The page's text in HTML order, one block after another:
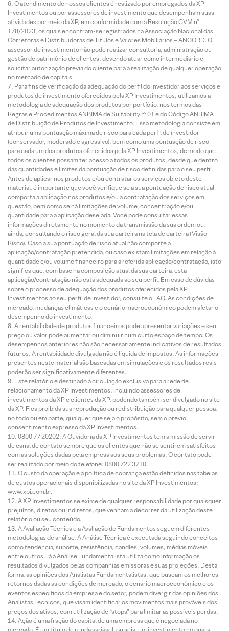
O atendimento de nossos clientes é realizado por empregados da XP
Investimentos ou por assessores de investimento que desempenham suas
atividades por meio da XP, em conformidade com a Resolução CVM nº
178/2023, os quais encontram-se registrados na Associação Nacional das
Corretoras e Distribuidoras de Títulos e Valores Mobiliários – ANCORD. O
assessor de investimento não pode realizar consultoria, administração ou
gestão de patrimônio de clientes, devendo atuar como intermediário e
solicitar autorização prévia do cliente para a realização de qualquer operação
no mercado de capitais.
Para fins de verificação da adequação do perfil do investidor aos serviços e
produtos de investimento oferecidos pela XP Investimentos, utilizamos a
metodologia de adequação dos produtos por portfólio, nos termos das
Regras e Procedimentos ANBIMA de Suitability nº 01 e do Código ANBIMA
de Distribuição de Produtos de Investimento. Essa metodologia consiste em
atribuir uma pontuação máxima de risco para cada perfil de investidor
(conservador, moderado e agressivo), bem como uma pontuação de risco
para cada um dos produtos oferecidos pela XP Investimentos, de modo que
todos os clientes possam ter acesso a todos os produtos, desde que dentro
das quantidades e limites da pontuação de risco definidas para o seu perfil.
Antes de aplicar nos produtos e/ou contratar os serviços objeto deste
material, é importante que você verifique se a sua pontuação de risco atual
comporta a aplicação nos produtos e/ou a contratação dos serviços em
questão, bem como se há limitações de volume, concentração e/ou
quantidade para a aplicação desejada. Você pode consultar essas
informações diretamente no momento da transmissão da sua ordem ou,
ainda, consultando o risco geral da sua carteira na tela de carteira (Visão
Risco). Caso a sua pontuação de risco atual não comporte a
aplicação/contratação pretendida, ou caso existam limitações em relação à
quantidade e/ou volume financeiro para a referida aplicação/contratação, isto
significa que, com base na composição atual da sua carteira, esta
aplicação/contratação não está adequada ao seu perfil. Em caso de dúvidas
sobre o processo de adequação dos produtos oferecidos pela XP
Investimentos ao seu perfil de investidor, consulte o FAQ. As condições de
mercado, mudanças climáticas e o cenário macroeconômico podem afetar o
desempenho do investimento.
A rentabilidade de produtos financeiros pode apresentar variações e seu
preço ou valor pode aumentar ou diminuir num curto espaço de tempo. Os
desempenhos anteriores não são necessariamente indicativos de resultados
futuros. A rentabilidade divulgada não é líquida de impostos. As informações
presentes neste material são baseadas em simulações e os resultados reais
poderão ser significativamente diferentes.
Este relatório é destinado à circulação exclusiva para a rede de
relacionamento da XP Investimentos, incluindo assessores de
investimentos da XP e clientes da XP, podendo também ser divulgado no site
da XP. Fica proibida sua reprodução ou redistribuição para qualquer pessoa,
no todo ou em parte, qualquer que seja o propósito, sem o prévio
consentimento expresso da XP Investimentos.
0800 77 20202. A Ouvidoria da XP Investimentos tem a missão de servir
de canal de contato sempre que os clientes que não se sentirem satisfeitos
com as soluções dadas pela empresa aos seus problemas. O contato pode
ser realizado por meio do telefone: 0800 722 3710.
O custo da operação e a política de cobrança estão definidos nas tabelas
de custos operacionais disponibilizadas no site da XP Investimentos:
www.xpi.com.br.
A XP Investimentos se exime de qualquer responsabilidade por quaisquer
prejuízos, diretos ou indiretos, que venham a decorrer da utilização deste
relatório ou seu conteúdo.
A Avaliação Técnica e a Avaliação de Fundamentos seguem diferentes
metodologias de análise. A Análise Técnica é executada seguindo conceitos
como tendência, suporte, resistência, candles, volumes, médias móveis
entre outros. Já a Análise Fundamentalista utiliza como informação os
resultados divulgados pelas companhias emissoras e suas projeções. Desta
forma, as opiniões dos Analistas Fundamentalistas, que buscam os melhores
retornos dadas as condições de mercado, o cenário macroeconômico e os
eventos específicos da empresa e do setor, podem divergir das opiniões dos
Analistas Técnicos, que visam identificar os movimentos mais prováveis dos
preços dos ativos, com utilização de “stops” para limitar as possíveis perdas.
Ação é uma fração do capital de uma empresa que é negociada no